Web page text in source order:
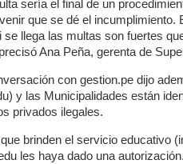
sería el final de un
que se dé el
se llega las multas son fuertes
Ana Peña, gerenta de
con gestion.pe dijo
y las Municipalidades están
privados ilegales.
brinden el servicio educativo
les haya dado una